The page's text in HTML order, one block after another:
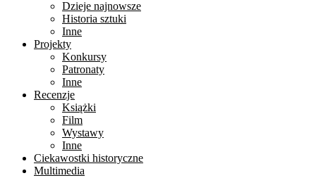
Dzieje najnowsze
Historia sztuki
Inne
Projekty
Konkursy
Patronaty
Inne
Recenzje
Książki
Film
Wystawy
Inne
Ciekawostki historyczne
Multimedia